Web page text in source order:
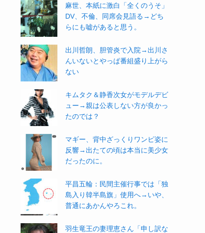
麻世、本紙に激白「全くのうそ」
DV、不倫、同席会見語る→どち
らにも嘘があると思う。
出川哲朗、胆管炎で入院→出川さ
んいないとやっぱ番組盛り上がら
ない
キムタク＆静香次女がモデルデビ
ュー→親は公表しない方が良かっ
たのでは？
マギー、背中ざっくりワンピ姿に
反響→出たての頃は本当に美少女
だったのに。
平昌五輪：民間主催行事では「独
島入り韓半島旗」使用へ→いや、
普通にあかんやろこれ。
羽生竜王の妻理恵さん「申し訳な